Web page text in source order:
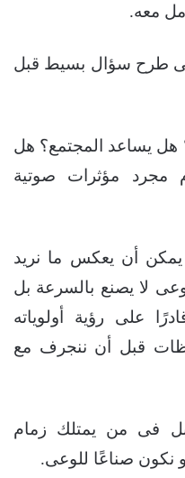
معه.
هى طرح سؤال بسيط قبل
يساعد المجتمع؟ هل
مجرد مؤثرات صوتية
يمكن أن يعكس ما نريد
لا يصنع بالسرعة بل
على رؤية أولوياته
قبل أن ننجرف مع
بل فى من يمتلك زمام
نكون صناعًا للوعى.